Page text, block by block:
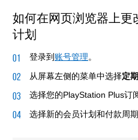
如何在网页浏览器上更
计划
登录到 账号管理。
从屏幕左侧的菜单中选择定
选择您的PlayStation Plus订
选择新的会员计划和付款周期